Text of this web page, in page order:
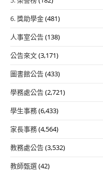
6. 獎助學金(481)
人事室公告(138)
公告來文(3,171)
圖書館公告(433)
學務處公告(2,721)
學生事務(6,433)
家長事務(4,564)
教務處公告(3,532)
教師甄選(42)